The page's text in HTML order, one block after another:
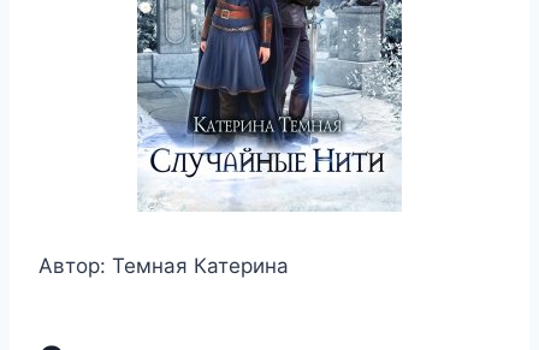
Автор: Темная Катерина